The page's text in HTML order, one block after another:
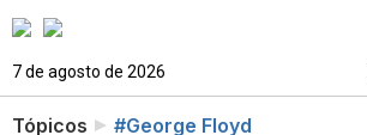
7 de agosto de 2026
Tópicos #George Floyd